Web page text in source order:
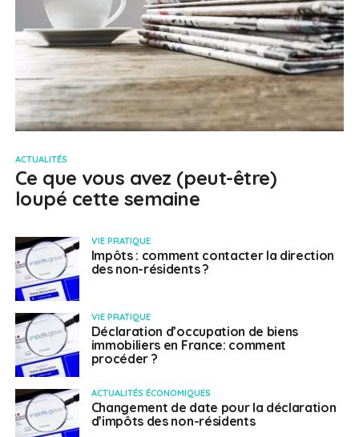
ACTUALITÉS
Ce que vous avez (peut-être)
loupé cette semaine
VIE PRATIQUE
Impôts : comment contacter la direction
des non-résidents ?
VIE PRATIQUE
Déclaration d’occupation de biens
immobiliers en France: comment
procéder ?
ACTUALITÉS ÉCONOMIQUES
Changement de date pour la déclaration
d’impôts des non-résidents